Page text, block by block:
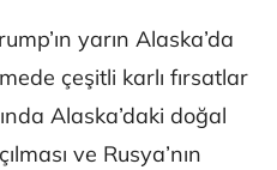
yarın Alaska’da
çeşitli karlı fırsatlar
Alaska’daki doğal
ve Rusya’nın